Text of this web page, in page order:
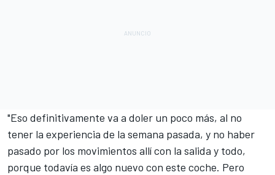
"Eso definitivamente va a doler un poco más, al no
tener la experiencia de la semana pasada, y no haber
pasado por los movimientos allí con la salida y todo,
porque todavía es algo nuevo con este coche. Pero